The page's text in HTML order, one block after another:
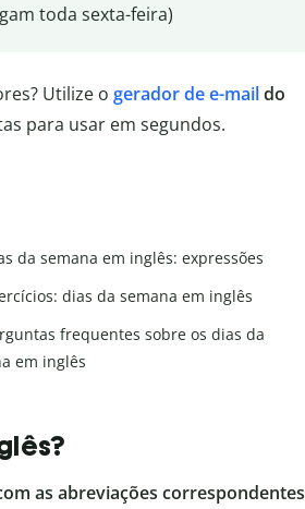
toda sexta-feira)
Utilize o gerador de e-maildo
para usar em segundos.
da semana em inglês: expressões
dias da semana em inglês
frequentes sobre os dias da
em inglês
as abreviações correspondentes